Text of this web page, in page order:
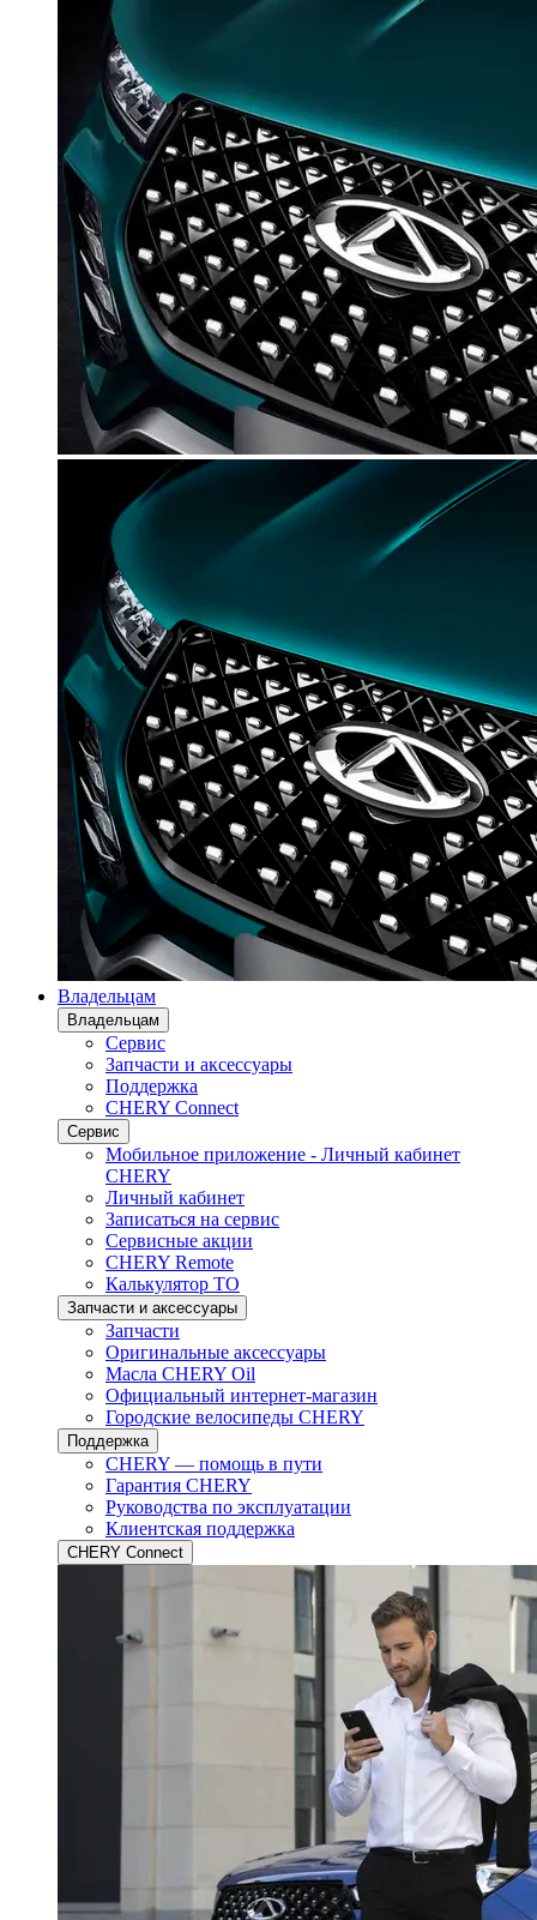
Владельцам
Владельцам
Сервис
Запчасти и аксессуары
Поддержка
CHERY Connect
Сервис
Мобильное приложение - Личный кабинет
CHERY
Личный кабинет
Записаться на сервис
Сервисные акции
CHERY Remote
Калькулятор ТО
Запчасти и аксессуары
Запчасти
Оригинальные аксессуары
Масла CHERY Oil
Официальный интернет-магазин
Городские велосипеды CHERY
Поддержка
CHERY — помощь в пути
Гарантия CHERY
Руководства по эксплуатации
Клиентская поддержка
CHERY Connect